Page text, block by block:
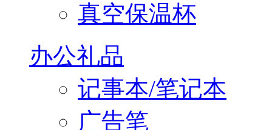
真空保温杯
办公礼品
记事本/笔记本
广告笔